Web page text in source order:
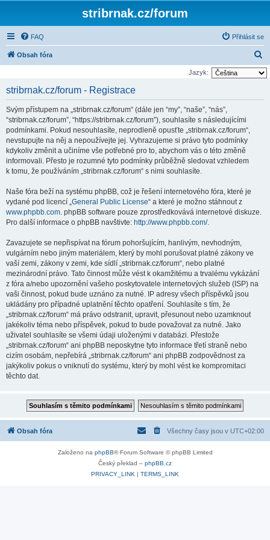
stribrnak.cz/forum
FAQ Přihlásit se
Obsah fóra
l
Jazyk:
stribrnak.cz/forum - Registrace
Svým přístupem na „stribrnak.cz/forum“ (dále jen “my”, “naše”, “nás”,
“stribrnak.cz/forum”, “https://stribrnak.cz/forum”), souhlasíte s následujícími
podmínkami. Pokud nesouhlasíte, neprodleně opusťte „stribrnak.cz/forum“,
nevstupujte na něj a nepoužívejte jej. Vyhrazujeme si právo tyto podmínky
kdykoliv změnit a učiníme vše potřebné pro to, abychom vás o této změně
informovali. Přesto je rozumné tyto podmínky průběžně sledovat vzhledem
k tomu, že používáním „stribrnak.cz/forum“ s nimi souhlasíte.
Naše fóra beží na systému phpBB, což je řešení internetového fóra, které je
vydané pod licencí „General Public License“ a které je možno stáhnout z
www.phpbb.com. phpBB software pouze zprostředkovává internetové diskuze.
Pro další informace o phpBB navštivte: http://www.phpbb.com/.
Zavazujete se nepřispívat na fórum pohoršujícím, hanlivým, nevhodným,
vulgárním nebo jiným materiálem, který by mohl porušovat platné zákony ve
vaší zemi, zákony v zemi, kde sídlí „stribrnak.cz/forum“, nebo platné
mezinárodní právo. Tato činnost může vést k okamžitému a trvalému vykázání
z fóra a/nebo upozornění vašeho poskytovatele internetových služeb (ISP) na
vaši činnost, pokud bude uznáno za nutné. IP adresy všech příspěvků jsou
ukládány pro případné uplatnění těchto opatření. Souhlasíte s tím, že
„stribrnak.cz/forum“ má právo odstranit, upravit, přesunout nebo uzamknout
jakékoliv téma nebo příspěvek, pokud to bude považovat za nutné. Jako
uživatel souhlasíte se všemi údaji uloženými v databázi. Přestože
„stribrnak.cz/forum“ ani phpBB neposkytne tyto informace třetí straně nebo
cizím osobám, nepřebírá „stribrnak.cz/forum“ ani phpBB zodpovědnost za
jakýkoliv pokus o vniknutí do systému, který by mohl vést ke kompromitaci
těchto dat.
Obsah fóra Všechny časy jsou v UTC+02:00
Založeno na phpBB® Forum Software © phpBB Limited
Český překlad – phpBB.cz
PRIVACY_LINK | TERMS_LINK